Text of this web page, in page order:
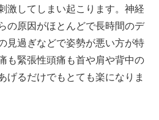
激してしまい起こります。神経
の原因がほとんどで長時間のデ
見過ぎなどで姿勢が悪い方が特
も緊張性頭痛も首や肩や背中の
げるだけでもとても楽になりま